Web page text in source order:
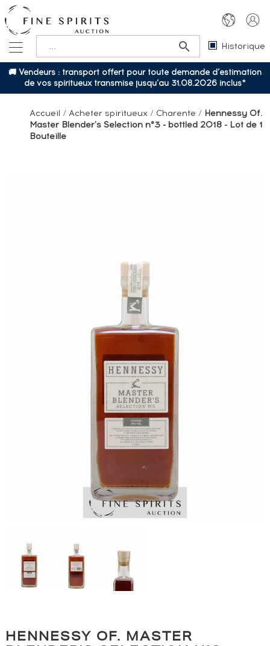
Historique
🚚 Vendeurs : transport offert pour toute demande d’estimation
de vos spiritueux transmise jusqu’au 31.08.2026 inclus*
Accueil / Acheter spiritueux / Charente / Hennessy Of.
Master Blender's Selection n°3 - bottled 2018 - Lot de 1
Bouteille
HENNESSY OF. MASTER